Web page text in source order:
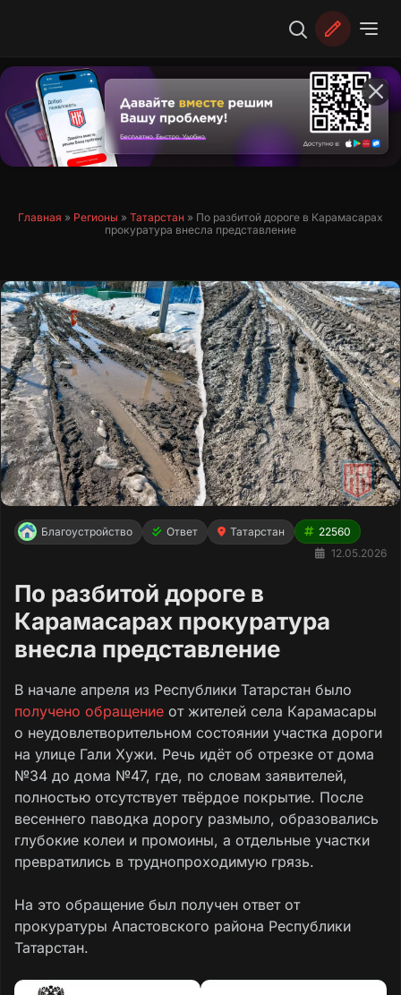
Главная » Регионы » Татарстан » По разбитой дороге в Карамасарах
прокуратура внесла представление
Благоустройство Ответ Татарстан
22560
12.05.2026
По разбитой дороге в
Карамасарах прокуратура
внесла представление
В начале апреля из Республики Татарстан было
получено обращение от жителей села Карамасары
о неудовлетворительном состоянии участка дороги
на улице Гали Хужи. Речь идёт об отрезке от дома
№34 до дома №47, где, по словам заявителей,
полностью отсутствует твёрдое покрытие. После
весеннего паводка дорогу размыло, образовались
глубокие колеи и промоины, а отдельные участки
превратились в труднопроходимую грязь.
На это обращение был получен ответ от
прокуратуры Апастовского района Республики
Татарстан.